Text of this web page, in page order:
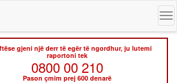
gjeni një derr të egër të ngordhur, ju lutemi
raportoni tek
0800 00 210
Pason çmim prej 600 denarë